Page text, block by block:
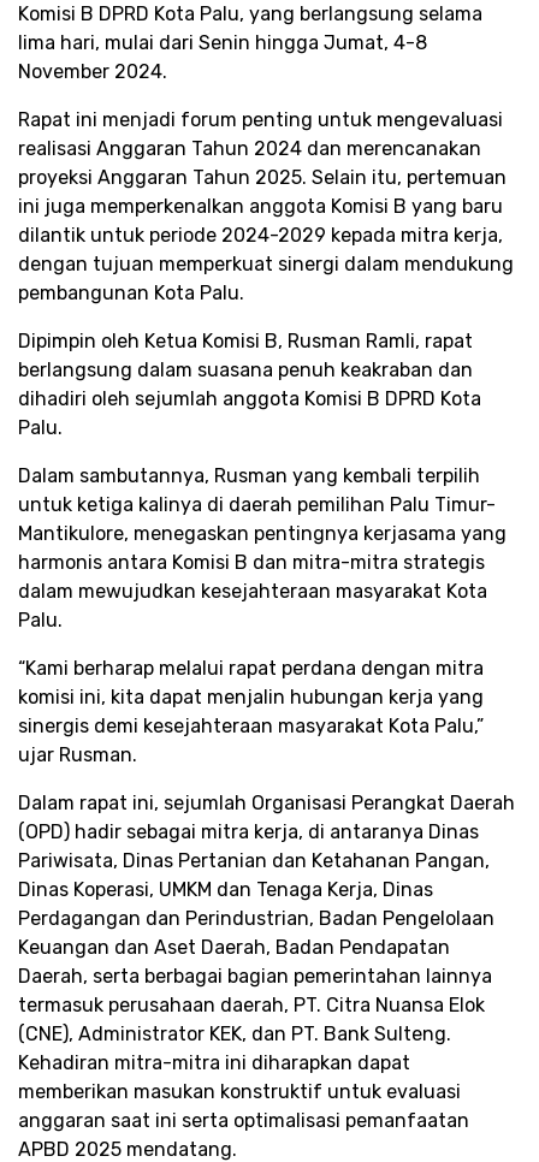
Komisi B DPRD Kota Palu, yang berlangsung selama
lima hari, mulai dari Senin hingga Jumat, 4-8
November 2024.
Rapat ini menjadi forum penting untuk mengevaluasi
realisasi Anggaran Tahun 2024 dan merencanakan
proyeksi Anggaran Tahun 2025. Selain itu, pertemuan
ini juga memperkenalkan anggota Komisi B yang baru
dilantik untuk periode 2024-2029 kepada mitra kerja,
dengan tujuan memperkuat sinergi dalam mendukung
pembangunan Kota Palu.
Dipimpin oleh Ketua Komisi B, Rusman Ramli, rapat
berlangsung dalam suasana penuh keakraban dan
dihadiri oleh sejumlah anggota Komisi B DPRD Kota
Palu.
Dalam sambutannya, Rusman yang kembali terpilih
untuk ketiga kalinya di daerah pemilihan Palu Timur-
Mantikulore, menegaskan pentingnya kerjasama yang
harmonis antara Komisi B dan mitra-mitra strategis
dalam mewujudkan kesejahteraan masyarakat Kota
Palu.
“Kami berharap melalui rapat perdana dengan mitra
komisi ini, kita dapat menjalin hubungan kerja yang
sinergis demi kesejahteraan masyarakat Kota Palu,”
ujar Rusman.
Dalam rapat ini, sejumlah Organisasi Perangkat Daerah
(OPD) hadir sebagai mitra kerja, di antaranya Dinas
Pariwisata, Dinas Pertanian dan Ketahanan Pangan,
Dinas Koperasi, UMKM dan Tenaga Kerja, Dinas
Perdagangan dan Perindustrian, Badan Pengelolaan
Keuangan dan Aset Daerah, Badan Pendapatan
Daerah, serta berbagai bagian pemerintahan lainnya
termasuk perusahaan daerah, PT. Citra Nuansa Elok
(CNE), Administrator KEK, dan PT. Bank Sulteng.
Kehadiran mitra-mitra ini diharapkan dapat
memberikan masukan konstruktif untuk evaluasi
anggaran saat ini serta optimalisasi pemanfaatan
APBD 2025 mendatang.